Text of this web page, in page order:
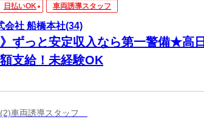
日払いOK 車両誘導スタッフ
会社 船橋本社(34)
》ずっと安定収入なら第一警備★高日
支給！未経験OK
車両誘導スタッフ